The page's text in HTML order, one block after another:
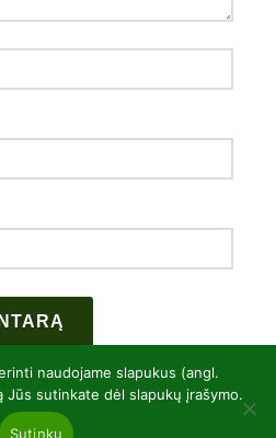
naudojame slapukus (angl.
Jūs sutinkate dėl slapukų įrašymo.
Sutinku